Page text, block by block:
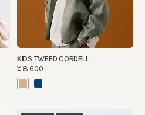
KIDS TWEED CORDELL
¥8,600